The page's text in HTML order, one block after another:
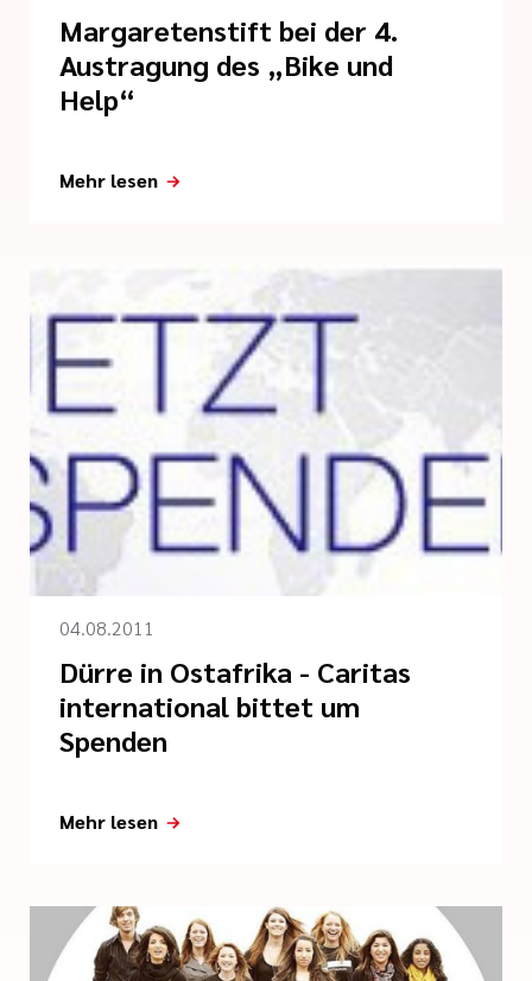
Margaretenstift bei der 4.
Austragung des „Bike und
Help“
Mehr lesen
04.08.2011
Dürre in Ostafrika - Caritas
international bittet um
Spenden
Mehr lesen